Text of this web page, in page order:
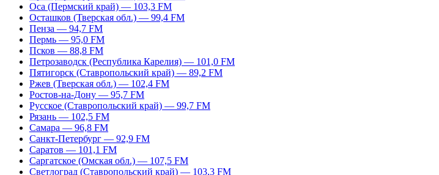
Оса (Пермский край) — 103,3 FM
Осташков (Тверская обл.) — 99,4 FM
Пенза — 94,7 FM
Пермь — 95,0 FM
Псков — 88,8 FM
Петрозаводск (Республика Карелия) — 101,0 FM
Пятигорск (Ставропольский край) — 89,2 FM
Ржев (Тверская обл.) — 102,4 FM
Ростов-на-Дону — 95,7 FM
Русское (Ставропольский край) — 99,7 FM
Рязань — 102,5 FM
Самара — 96,8 FM
Санкт-Петербург — 92,9 FM
Саратов — 101,1 FM
Саргатское (Омская обл.) — 107,5 FM
Светлоград (Ставропольский край) — 103,3 FM